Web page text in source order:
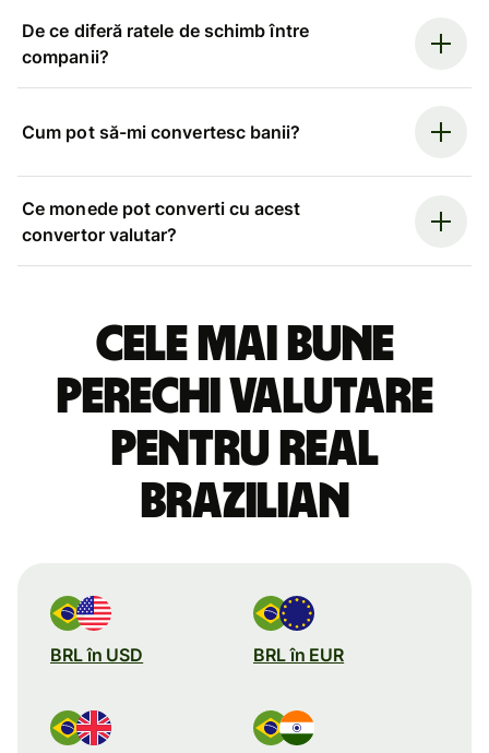
De ce diferă ratele de schimb între
companii?
Cum pot să-mi convertesc banii?
Ce monede pot converti cu acest
convertor valutar?
Cele mai bune
perechi valutare
pentru real
brazilian
BRL în USD BRL în EUR